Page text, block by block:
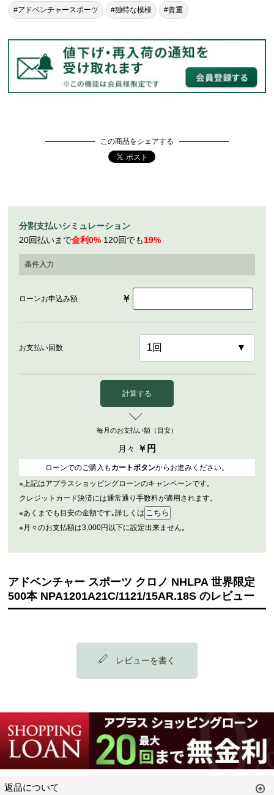
#アドベンチャースポーツ #独特な模様 #貴重
この商品をシェアする
分割支払いシミュレーション
20回払いまで金利0% 120回でも19%
条件入力
ローンお申込み額 ￥
お支払い回数
計算する
毎月のお支払い額（目安）
月々 ￥ 円
ローンでのご購入も カートボタンからお進みください。
※上記はアプラスショッピングローンのキャンペーンです。
クレジットカード決済には通常通り手数料が適用されます。
※あくまでも目安の金額です｡詳しくは
※月々のお支払額は3,000円以下に設定出来ません｡
アドベンチャー スポーツ クロノ NHLPA 世界限定
500本 NPA1201A21C/1121/15AR.18S のレビュー
レビューを書く
返品について